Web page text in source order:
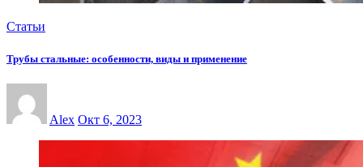
Статьи
Трубы стальные: особенности, виды и применение
Alex Окт 6, 2023